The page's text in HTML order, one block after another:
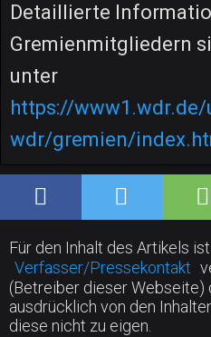
Detaillierte
Gremienmitgliedern
unter
https://
wdr/gremien/
Für den Inhalt des Artikels
Verfasser/Pressekontakt
(Betreiber dieser Webseite)
ausdrücklich von den
diese nicht zu eigen.